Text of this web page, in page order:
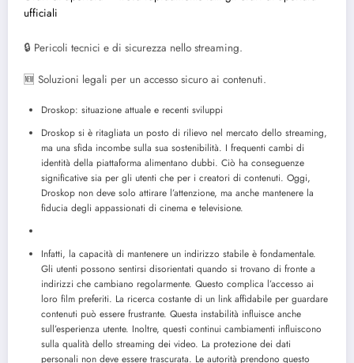
ufficiali
🔒 Pericoli tecnici e di sicurezza nello streaming.
🆕 Soluzioni legali per un accesso sicuro ai contenuti.
Droskop: situazione attuale e recenti sviluppi
Droskop si è ritagliata un posto di rilievo nel mercato dello streaming,
ma una sfida incombe sulla sua sostenibilità. I ​​frequenti cambi di
identità della piattaforma alimentano dubbi. Ciò ha conseguenze
significative sia per gli utenti che per i creatori di contenuti. Oggi,
Droskop non deve solo attirare l’attenzione, ma anche mantenere la
fiducia degli appassionati di cinema e televisione.
Infatti, la capacità di mantenere un indirizzo stabile è fondamentale.
Gli utenti possono sentirsi disorientati quando si trovano di fronte a
indirizzi che cambiano regolarmente. Questo complica l’accesso ai
loro film preferiti. La ricerca costante di un link affidabile per guardare
contenuti può essere frustrante. Questa instabilità influisce anche
sull’esperienza utente. Inoltre, questi continui cambiamenti influiscono
sulla qualità dello streaming dei video. La protezione dei dati
personali non deve essere trascurata. Le autorità prendono questo